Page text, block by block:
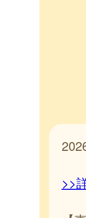
>>